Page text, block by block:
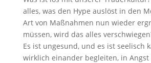
alles, was den Hype auslöst in den
Art von Maßnahmen nun wieder
müssen, wird das alles
Es ist ungesund, und es ist seelisch
wirklich einander begleiten, in